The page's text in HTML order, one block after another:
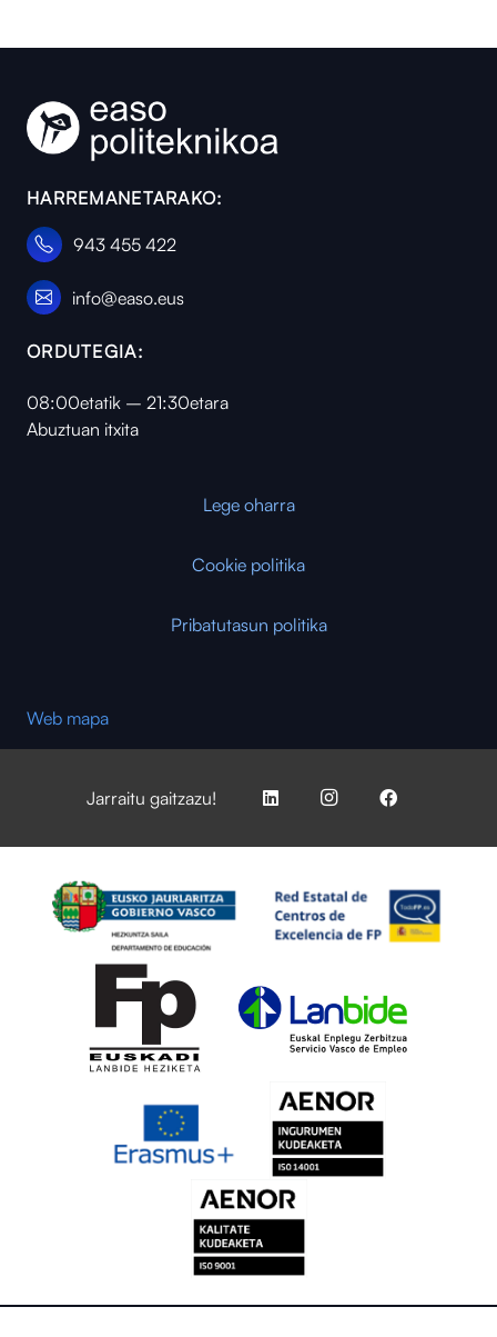
HARREMANETARAKO:
943 455 422
info@easo.eus
ORDUTEGIA:
08:00etatik – 21:30etara
Abuztuan itxita
Lege oharra
Cookie politika
Pribatutasun politika
Web mapa
Jarraitu gaitzazu!